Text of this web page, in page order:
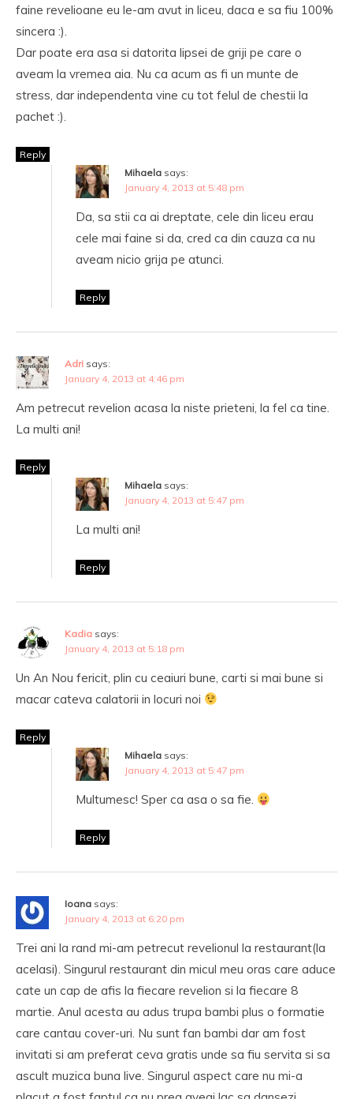
faine revelioane eu le-am avut in liceu, daca e sa fiu 100%
sincera :).
Dar poate era asa si datorita lipsei de griji pe care o
aveam la vremea aia. Nu ca acum as fi un munte de
stress, dar independenta vine cu tot felul de chestii la
pachet :).
Reply
Mihaela says:
January 4, 2013 at 5:48 pm
Da, sa stii ca ai dreptate, cele din liceu erau
cele mai faine si da, cred ca din cauza ca nu
aveam nicio grija pe atunci.
Reply
Adri says:
January 4, 2013 at 4:46 pm
Am petrecut revelion acasa la niste prieteni, la fel ca tine.
La multi ani!
Reply
Mihaela says:
January 4, 2013 at 5:47 pm
La multi ani!
Reply
Kadia says:
January 4, 2013 at 5:18 pm
Un An Nou fericit, plin cu ceaiuri bune, carti si mai bune si
macar cateva calatorii in locuri noi
Reply
Mihaela says:
January 4, 2013 at 5:47 pm
Multumesc! Sper ca asa o sa fie.
Reply
Ioana says:
January 4, 2013 at 6:20 pm
Trei ani la rand mi-am petrecut revelionul la restaurant(la
acelasi). Singurul restaurant din micul meu oras care aduce
cate un cap de afis la fiecare revelion si la fiecare 8
martie. Anul acesta au adus trupa bambi plus o formatie
care cantau cover-uri. Nu sunt fan bambi dar am fost
invitati si am preferat ceva gratis unde sa fiu servita si sa
ascult muzica buna live. Singurul aspect care nu mi-a